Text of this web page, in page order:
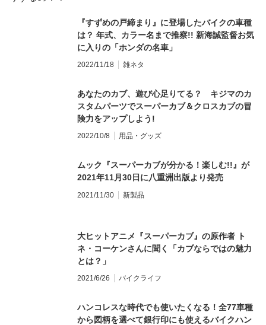
『すずめの戸締まり』に登場したバイクの車種
は？ 年式、カラー名まで推察!! 新海誠監督お気
に入りの「ホンダの名車」
2022/11/18 雑ネタ
あなたのカブ、遊び心足りてる？ キジマのカ
スタムパーツでスーパーカブ＆クロスカブの冒
険力をアップしよう!
2022/10/8 用品・グッズ
ムック『スーパーカブが分かる！楽しむ!!』が
2021年11月30日に八重洲出版より発売
2021/11/30 新製品
大ヒットアニメ『スーパーカブ』の原作者 ト
ネ・コーケンさんに聞く「カブならではの魅力
とは？」
2021/6/26 バイクライフ
ハンコレスな時代でも使いたくなる！全77車種
から図柄を選べて銀行印にも使えるバイクハン